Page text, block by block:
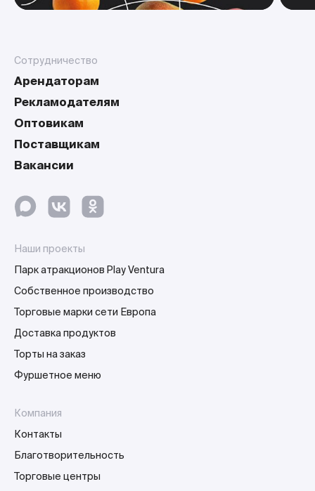
Сотрудничество
Арендаторам
Рекламодателям
Оптовикам
Поставщикам
Вакансии
Наши проекты
Парк атракционов Play Ventura
Собственное производство
Торговые марки сети Европа
Доставка продуктов
Торты на заказ
Фуршетное меню
Компания
Контакты
Благотворительность
Торговые центры